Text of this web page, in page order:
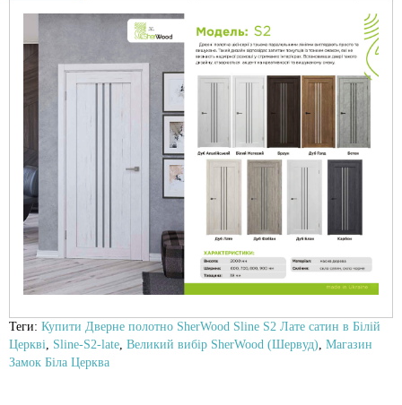
Теги: Купити Дверне полотно SherWood Sline S2 Лате сатин в Білій
Церкві
Sline-S2-late Великий вибір SherWood (Шервуд) Магазин
Замок Біла Церква